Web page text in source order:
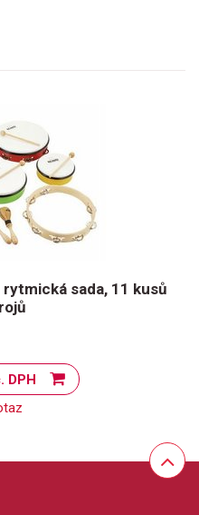
sada, 11 kusů
Kč vč. DPH